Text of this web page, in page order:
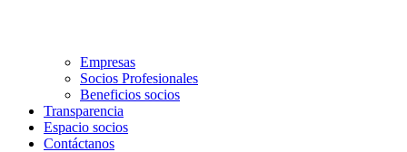
Empresas
Socios Profesionales
Beneficios socios
Transparencia
Espacio socios
Contáctanos